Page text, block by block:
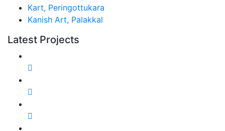
Kart, Peringottukara
Kanish Art, Palakkal
Latest Projects